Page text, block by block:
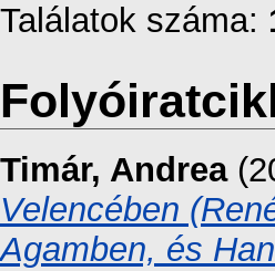
Találatok száma:
Timár, Andrea
Velencében
Agamben, és